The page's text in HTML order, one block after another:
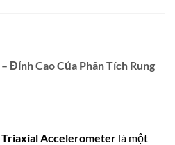
Đỉnh Cao Của Phân Tích Rung
Triaxial Accelerometer là một